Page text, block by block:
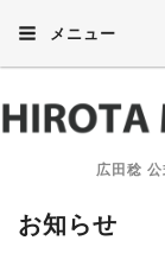
メニュー
広田稔
お知らせ